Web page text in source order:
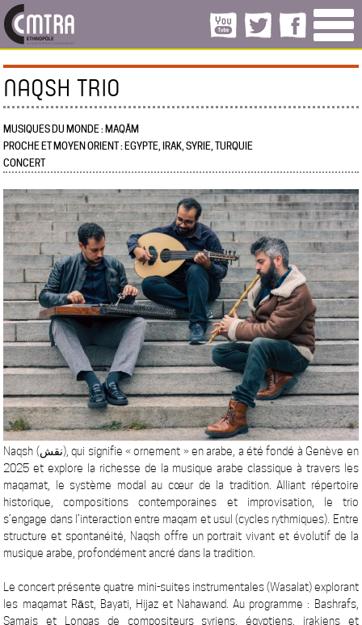
NAQSH TRIO
MUSIQUES DU MONDE : MAQÂM
PROCHE ET MOYEN ORIENT : EGYPTE, IRAK, SYRIE, TURQUIE
CONCERT
Naqsh (نقش), qui signifie « ornement » en arabe, a été fondé à Genève en
2025 et explore la richesse de la musique arabe classique à travers les
maqamat, le système modal au cœur de la tradition. Alliant répertoire
historique, compositions contemporaines et improvisation, le trio
s’engage dans l’interaction entre maqam et usul (cycles rythmiques). Entre
structure et spontanéité, Naqsh offre un portrait vivant et évolutif de la
musique arabe, profondément ancré dans la tradition.
Le concert présente quatre mini-suites instrumentales (Wasalat) explorant
les maqamat Rāst, Bayati, Hijaz et Nahawand. Au programme : Bashrafs,
Samais et Longas de compositeurs syriens, égyptiens, irakiens et